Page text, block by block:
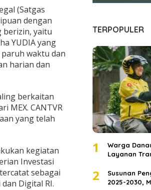
(Satgas
dengan
berizin, yaitu
YUDIA yang
waktu dan
harian dan
berkaitan
MEX. CANTVR
yang telah
kegiatan
Investasi
sebagai
Digital RI.
TERPOPULER
1
Warga
Layanan
2
Susunan
2025-2030,